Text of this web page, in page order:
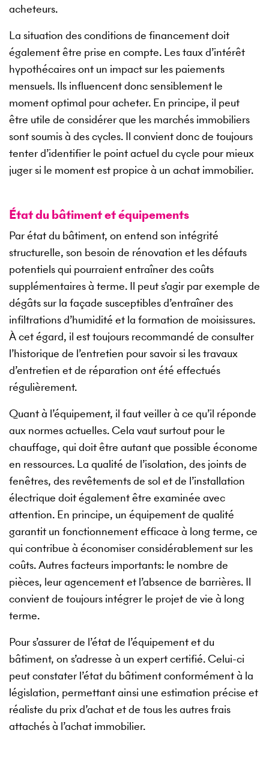
acheteurs.
La situation des conditions de financement doit
également être prise en compte. Les taux d’intérêt
hypothécaires ont un impact sur les paiements
mensuels. Ils influencent donc sensiblement le
moment optimal pour acheter. En principe, il peut
être utile de considérer que les marchés immobiliers
sont soumis à des cycles. Il convient donc de toujours
tenter d’identifier le point actuel du cycle pour mieux
juger si le moment est propice à un achat immobilier.
État du bâtiment et équipements
Par état du bâtiment, on entend son intégrité
structurelle, son besoin de rénovation et les défauts
potentiels qui pourraient entraîner des coûts
supplémentaires à terme. Il peut s’agir par exemple de
dégâts sur la façade susceptibles d’entraîner des
infiltrations d’humidité et la formation de moisissures.
À cet égard, il est toujours recommandé de consulter
l’historique de l’entretien pour savoir si les travaux
d’entretien et de réparation ont été effectués
régulièrement.
Quant à l’équipement, il faut veiller à ce qu’il réponde
aux normes actuelles. Cela vaut surtout pour le
chauffage, qui doit être autant que possible économe
en ressources. La qualité de l’isolation, des joints de
fenêtres, des revêtements de sol et de l’installation
électrique doit également être examinée avec
attention. En principe, un équipement de qualité
garantit un fonctionnement efficace à long terme, ce
qui contribue à économiser considérablement sur les
coûts. Autres facteurs importants: le nombre de
pièces, leur agencement et l’absence de barrières. Il
convient de toujours intégrer le projet de vie à long
terme.
Pour s’assurer de l’état de l’équipement et du
bâtiment, on s’adresse à un expert certifié. Celui-ci
peut constater l’état du bâtiment conformément à la
législation, permettant ainsi une estimation précise et
réaliste du prix d’achat et de tous les autres frais
attachés à l’achat immobilier.